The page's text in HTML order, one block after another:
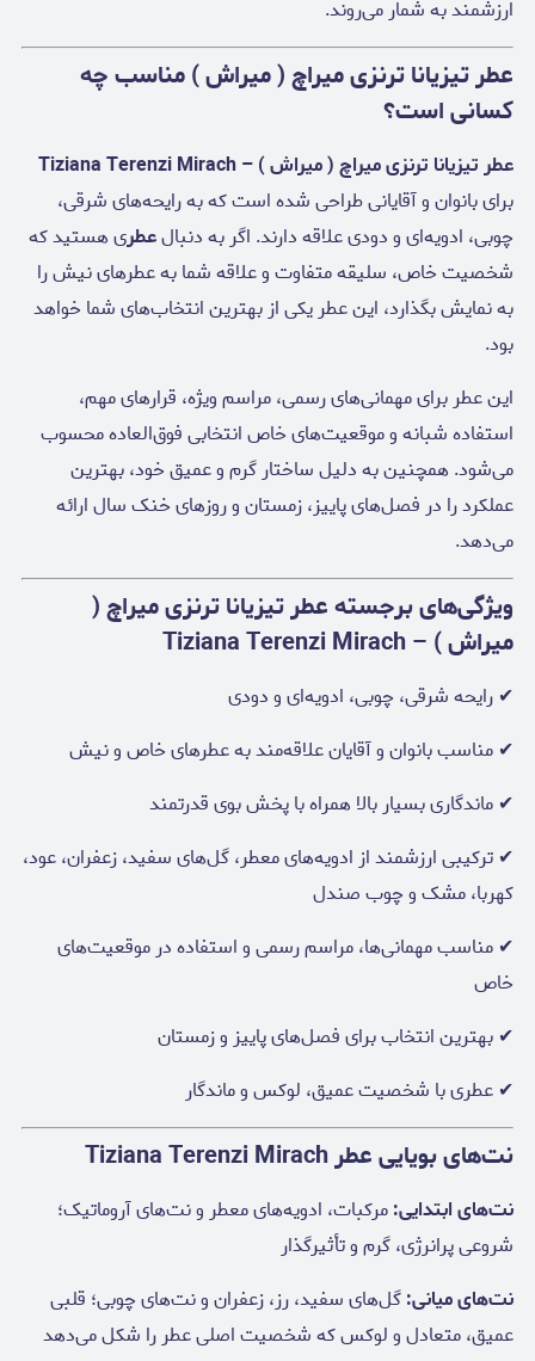
ارزشمند به شمار می‌روند.
عطر تیزیانا ترنزی میراچ ( میراش ) مناسب چه
کسانی است؟
عطر تیزیانا ترنزی میراچ ( میراش ) – Tiziana Terenzi Mirach
برای بانوان و آقایانی طراحی شده است که به رایحه‌های شرقی،
چوبی، ادویه‌ای و دودی علاقه دارند. اگر به دنبالعطری هستید که
شخصیت خاص، سلیقه متفاوت و علاقه شما به عطرهای نیش را
به نمایش بگذارد، این عطر یکی از بهترین انتخاب‌های شما خواهد
بود.
این عطر برای مهمانی‌های رسمی، مراسم ویژه، قرارهای مهم،
استفاده شبانه و موقعیت‌های خاص انتخابی فوق‌العاده محسوب
می‌شود. همچنین به دلیل ساختار گرم و عمیق خود، بهترین
عملکرد را در فصل‌های پاییز، زمستان و روزهای خنک سال ارائه
می‌دهد.
ویژگی‌های برجسته عطر تیزیانا ترنزی میراچ (
میراش ) – Tiziana Terenzi Mirach
✔ رایحه شرقی، چوبی، ادویه‌ای و دودی
✔ مناسب بانوان و آقایان علاقه‌مند به عطرهای خاص و نیش
✔ ماندگاری بسیار بالا همراه با پخش بوی قدرتمند
✔ ترکیبی ارزشمند از ادویه‌های معطر، گل‌های سفید، زعفران، عود،
کهربا، مشک و چوب صندل
✔ مناسب مهمانی‌ها، مراسم رسمی و استفاده در موقعیت‌های
خاص
✔ بهترین انتخاب برای فصل‌های پاییز و زمستان
✔ عطری با شخصیت عمیق، لوکس و ماندگار
نت‌های بویایی عطر Tiziana Terenzi Mirach
نت‌های ابتدایی:مرکبات، ادویه‌های معطر و نت‌های آروماتیک؛
شروعی پرانرژی، گرم و تأثیرگذار
نت‌های میانی:گل‌های سفید، رز، زعفران و نت‌های چوبی؛ قلبی
عمیق، متعادل و لوکس که شخصیت اصلی عطر را شکل می‌دهد